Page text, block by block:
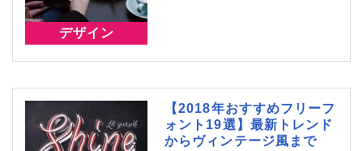
デザイン
【2018年おすすめフリーフ
ォント19選】最新トレンド
からヴィンテージ風まで